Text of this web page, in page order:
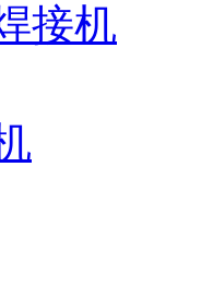
接机